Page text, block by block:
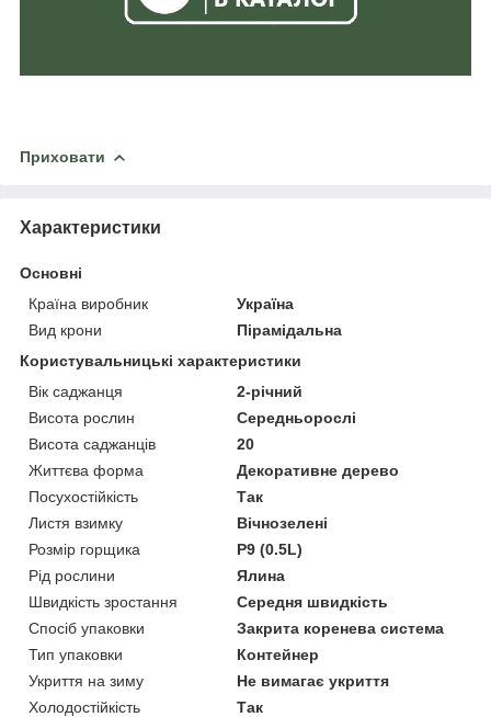
Приховати
Характеристики
Основні
Країна виробник
Україна
Вид крони
Пірамідальна
Користувальницькі характеристики
Вік саджанця
2-річний
Висота рослин
Середньорослі
Висота саджанців
20
Життєва форма
Декоративне дерево
Посухостійкість
Так
Листя взимку
Вічнозелені
Розмір горщика
P9 (0.5L)
Рід рослини
Ялина
Швидкість зростання
Середня швидкість
Спосіб упаковки
Закрита коренева система
Тип упаковки
Контейнер
Укриття на зиму
Не вимагає укриття
Холодостійкість
Так